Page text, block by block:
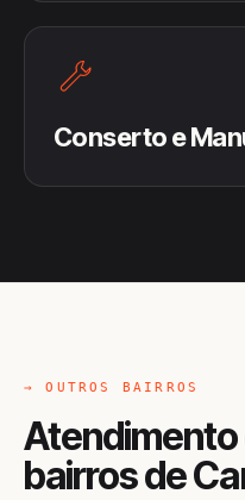
Conserto e
→ OUTROS BAIRROS
bairros de